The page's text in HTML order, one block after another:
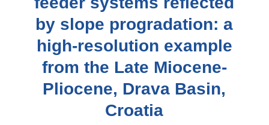
by slope progradation: a
high-resolution example
from the Late Miocene-
Pliocene, Drava Basin,
Croatia